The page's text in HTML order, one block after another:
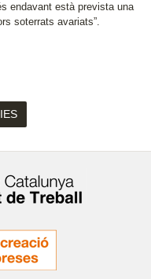
endavant està prevista una
soterrats avariats”.